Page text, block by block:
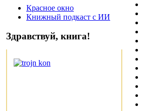
Красное окно
Книжный подкаст с ИИ
Здравствуй, книга!